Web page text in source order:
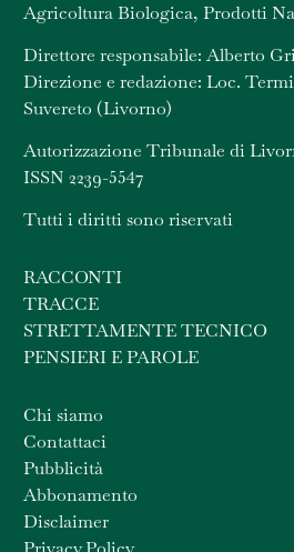
Agricoltura Biologica, Prodotti
Direttore responsabile: Alberto
Direzione e redazione: Loc.
Suvereto (Livorno)
Autorizzazione Tribunale di
ISSN 2239-5547
Tutti i diritti sono riservati
RACCONTI
TRACCE
STRETTAMENTE TECNICO
PENSIERI E PAROLE
Chi siamo
Contattaci
Pubblicità
Abbonamento
Disclaimer